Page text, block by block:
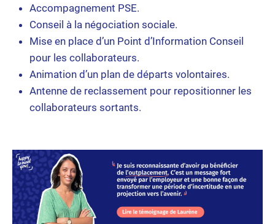
Accompagnement PSE.
Conseil à la négociation sociale.
Mise en place d’un Point d’Information Conseil
pour les collaborateurs.
Animation d’un plan de départs volontaires.
Antenne de reclassement pour repositionner les
collaborateurs sortants.